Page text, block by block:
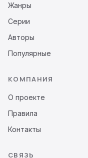
Жанры
Серии
Авторы
Популярные
КОМПАНИЯ
О проекте
Правила
Контакты
СВЯЗЬ